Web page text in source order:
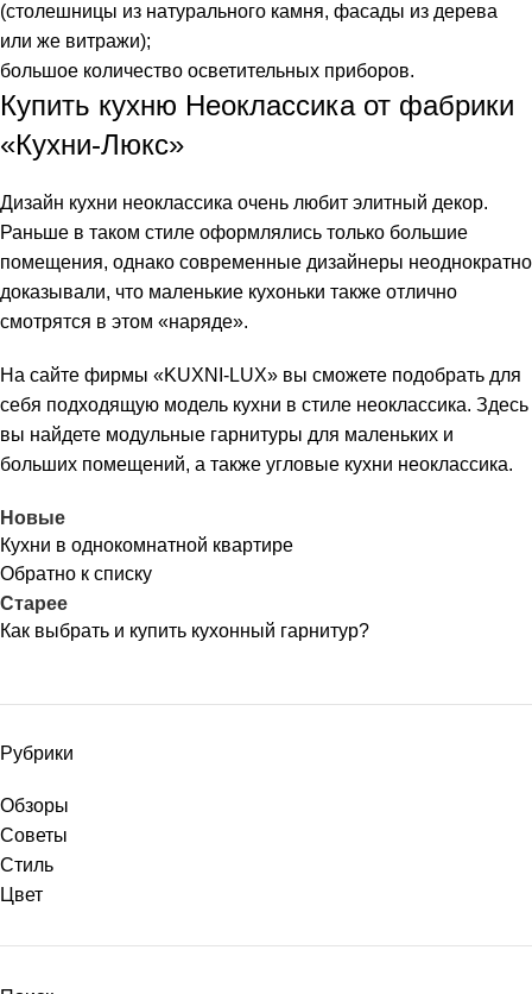
(столешницы из натурального камня, фасады из дерева
или же витражи);
большое количество осветительных приборов.
Купить кухню Неоклассика от фабрики
«Кухни-Люкс»
Дизайн кухни неоклассика очень любит элитный декор.
Раньше в таком стиле оформлялись только большие
помещения, однако современные дизайнеры неоднократно
доказывали, что маленькие кухоньки также отлично
смотрятся в этом «наряде».
На сайте фирмы «KUXNI-LUX» вы сможете подобрать для
себя подходящую модель кухни в стиле неоклассика. Здесь
вы найдете модульные гарнитуры для маленьких и
больших помещений, а также угловые кухни неоклассика.
Новые
Кухни в однокомнатной квартире
Обратно к списку
Старее
Как выбрать и купить кухонный гарнитур?
Рубрики
Обзоры
Советы
Стиль
Цвет